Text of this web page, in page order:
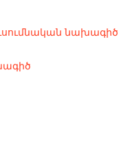
նախագիծ